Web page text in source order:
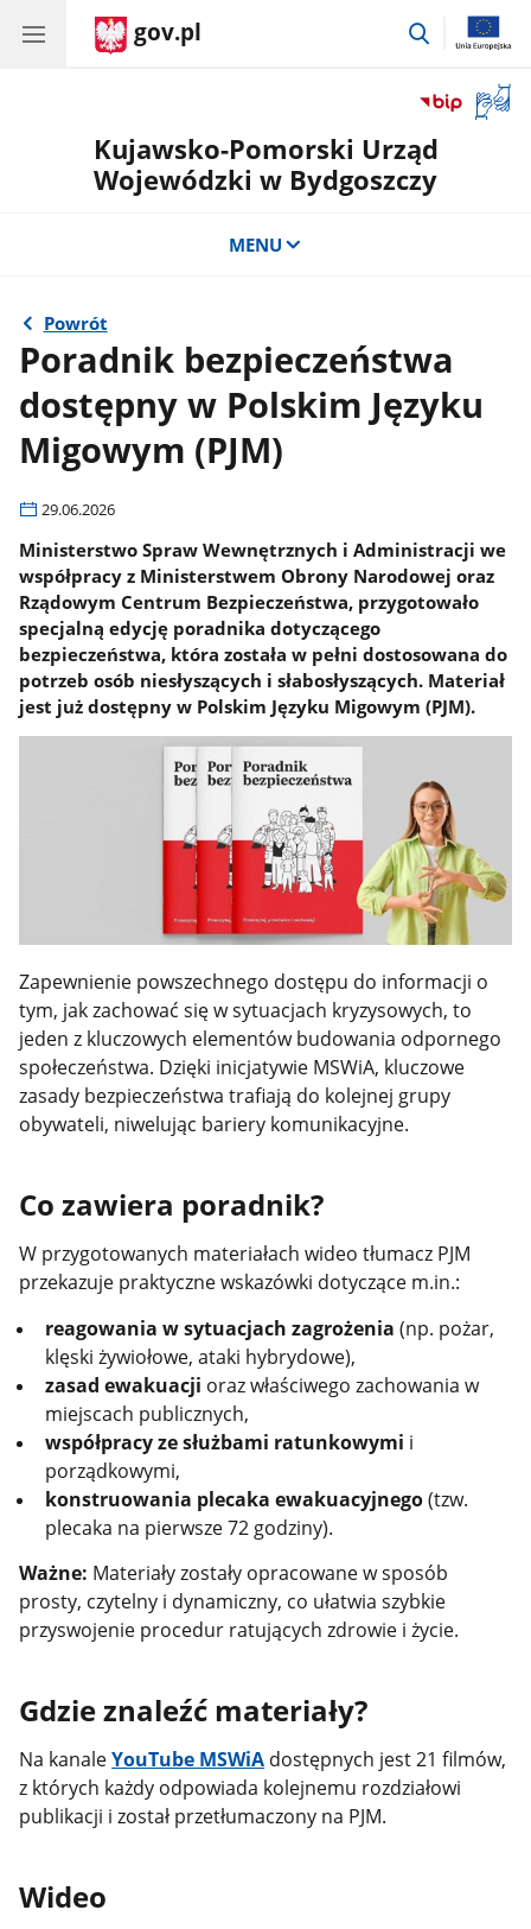
gov.pl
przejdź
okno
Kujawsko-Pomorski Urząd
Wojewódzki w Bydgoszczy
MENU
Powrót
Poradnik bezpieczeństwa
dostępny w Polskim Języku
Migowym (PJM)
29.06.2026
Ministerstwo Spraw Wewnętrznych i Administracji we
współpracy z Ministerstwem Obrony Narodowej oraz
Rządowym Centrum Bezpieczeństwa, przygotowało
specjalną edycję poradnika dotyczącego
bezpieczeństwa, która została w pełni dostosowana do
potrzeb osób niesłyszących i słabosłyszących. Materiał
jest już dostępny w Polskim Języku Migowym (PJM).
Zapewnienie powszechnego dostępu do informacji o
tym, jak zachować się w sytuacjach kryzysowych, to
jeden z kluczowych elementów budowania odpornego
społeczeństwa. Dzięki inicjatywie MSWiA, kluczowe
zasady bezpieczeństwa trafiają do kolejnej grupy
obywateli, niwelując bariery komunikacyjne.
Co zawiera poradnik?
W przygotowanych materiałach wideo tłumacz PJM
przekazuje praktyczne wskazówki dotyczące m.in.:
reagowania w sytuacjach zagrożenia (np. pożar,
klęski żywiołowe, ataki hybrydowe),
zasad ewakuacji oraz właściwego zachowania w
miejscach publicznych,
współpracy ze służbami ratunkowymi i
porządkowymi,
konstruowania plecaka ewakuacyjnego(tzw.
plecaka na pierwsze 72 godziny).
Ważne: Materiały zostały opracowane w sposób
prosty, czytelny i dynamiczny, co ułatwia szybkie
przyswojenie procedur ratujących zdrowie i życie.
Gdzie znaleźć materiały?
Na kanaleYouTube MSWiA dostępnych jest 21 filmów,
z których każdy odpowiada kolejnemu rozdziałowi
publikacji i został przetłumaczony na PJM.
Wideo